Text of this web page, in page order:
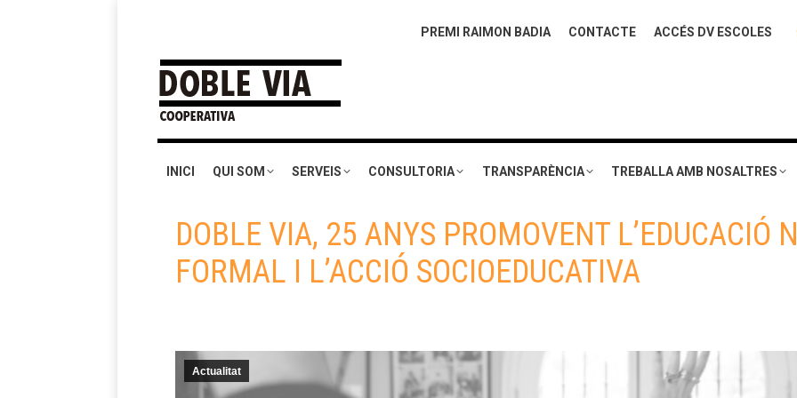
PREMI RAIMON BADIA CONTACTE ACCÉS DV ESCOLES
INICI QUI SOM SERVEIS CONSULTORIA TRANSPARÈNCIA TREBALLA AMB NOSALTRES
DOBLE VIA, 25 ANYS PROMOVENT L’EDUCACIÓ
FORMAL I L’ACCIÓ SOCIOEDUCATIVA
Actualitat